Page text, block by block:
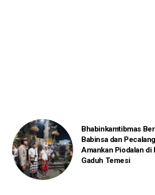
Bhabinkamtibmas
Babinsa dan Pecalang
Amankan Piodalan di
Gaduh Temesi